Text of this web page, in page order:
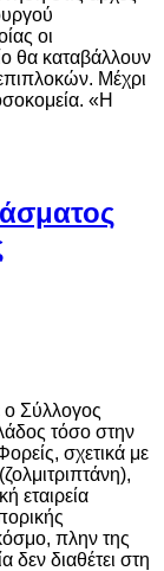
οι
θα καταβάλλουν
Μέχρι
«Η
ο Σύλλογος
τόσο στην
σχετικά με
εταιρεία
πλην της
δεν διαθέτει στη